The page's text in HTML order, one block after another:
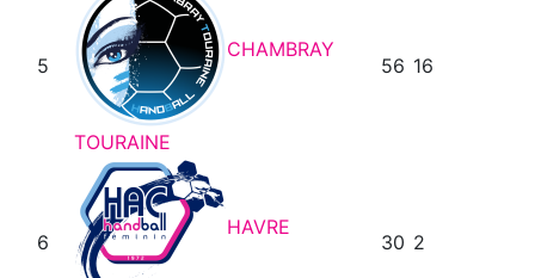
5
CHAMBRAY
TOURAINE
56 16
6
HAVRE
30 2